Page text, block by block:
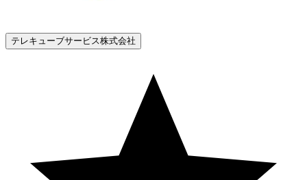
テレキューブサービス株式会社